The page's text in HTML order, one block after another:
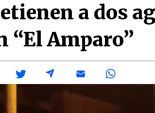
a dos
“El Amparo”